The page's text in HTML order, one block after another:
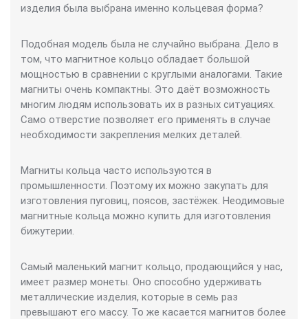
изделия была выбрана именно кольцевая форма?
Подобная модель была не случайно выбрана. Дело в
том, что магнитное кольцо обладает большой
мощностью в сравнении с круглыми аналогами. Такие
магниты очень компактны. Это даёт возможность
многим людям использовать их в разных ситуациях.
Само отверстие позволяет его применять в случае
необходимости закрепления мелких деталей.
Магниты кольца часто используются в
промышленности. Поэтому их можно закупать для
изготовления пуговиц, поясов, застёжек. Неодимовые
магнитные кольца можно купить для изготовления
бижутерии.
Самый маленький магнит кольцо, продающийся у нас,
имеет размер монеты. Оно способно удерживать
металлические изделия, которые в семь раз
превышают его массу. То же касается магнитов более